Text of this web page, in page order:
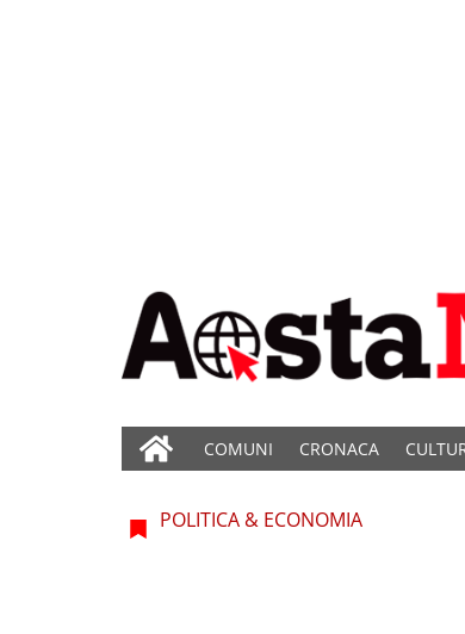
COMUNI CRONACA
POLITICA & ECONOMIA